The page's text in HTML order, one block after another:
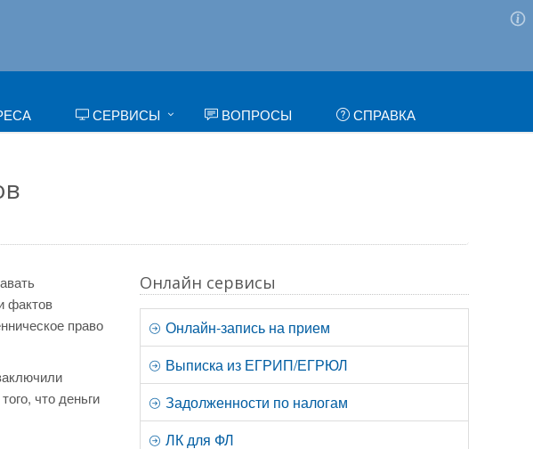
СЕРВИСЫ ВОПРОСЫ СПРАВКА
фактов
право
что деньги
Онлайн сервисы
Онлайн-запись на прием
Выписка из ЕГРИП/ЕГРЮЛ
Задолженности по налогам
ЛК для ФЛ